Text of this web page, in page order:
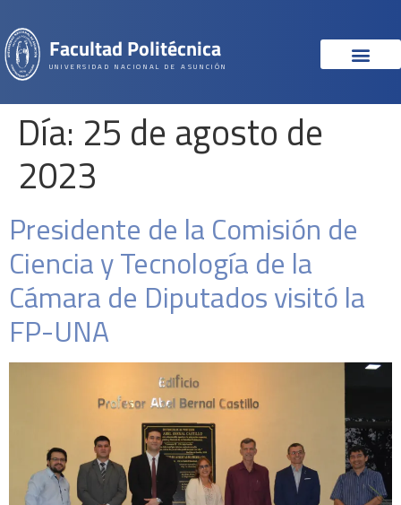
Facultad Politécnica
UNIVERSIDAD NACIONAL DE ASUNCIÓN
Día: 25 de agosto de
2023
Presidente de la Comisión de
Ciencia y Tecnología de la
Cámara de Diputados visitó la
FP-UNA